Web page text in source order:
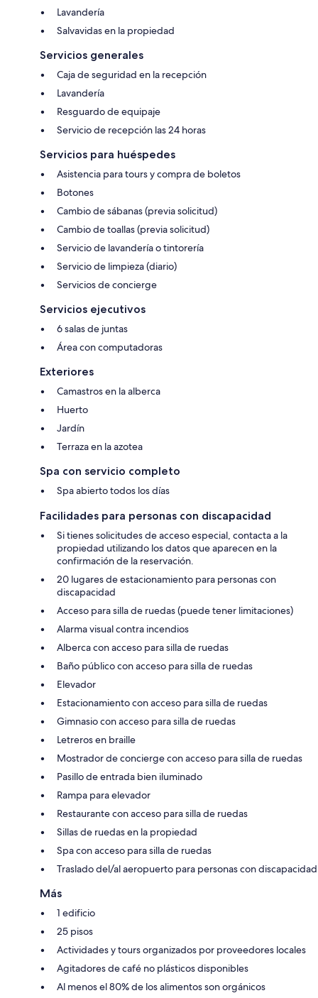
Lavandería
Salvavidas en la propiedad
Servicios generales
Caja de seguridad en la recepción
Lavandería
Resguardo de equipaje
Servicio de recepción las 24 horas
Servicios para huéspedes
Asistencia para tours y compra de boletos
Botones
Cambio de sábanas (previa solicitud)
Cambio de toallas (previa solicitud)
Servicio de lavandería o tintorería
Servicio de limpieza (diario)
Servicios de concierge
Servicios ejecutivos
6 salas de juntas
Área con computadoras
Exteriores
Camastros en la alberca
Huerto
Jardín
Terraza en la azotea
Spa con servicio completo
Spa abierto todos los días
Facilidades para personas con discapacidad
Si tienes solicitudes de acceso especial, contacta a la
propiedad utilizando los datos que aparecen en la
confirmación de la reservación.
20 lugares de estacionamiento para personas con
discapacidad
Acceso para silla de ruedas (puede tener limitaciones)
Alarma visual contra incendios
Alberca con acceso para silla de ruedas
Baño público con acceso para silla de ruedas
Elevador
Estacionamiento con acceso para silla de ruedas
Gimnasio con acceso para silla de ruedas
Letreros en braille
Mostrador de concierge con acceso para silla de ruedas
Pasillo de entrada bien iluminado
Rampa para elevador
Restaurante con acceso para silla de ruedas
Sillas de ruedas en la propiedad
Spa con acceso para silla de ruedas
Traslado del/al aeropuerto para personas con discapacidad
Más
1 edificio
25 pisos
Actividades y tours organizados por proveedores locales
Agitadores de café no plásticos disponibles
Al menos el 80% de los alimentos son orgánicos